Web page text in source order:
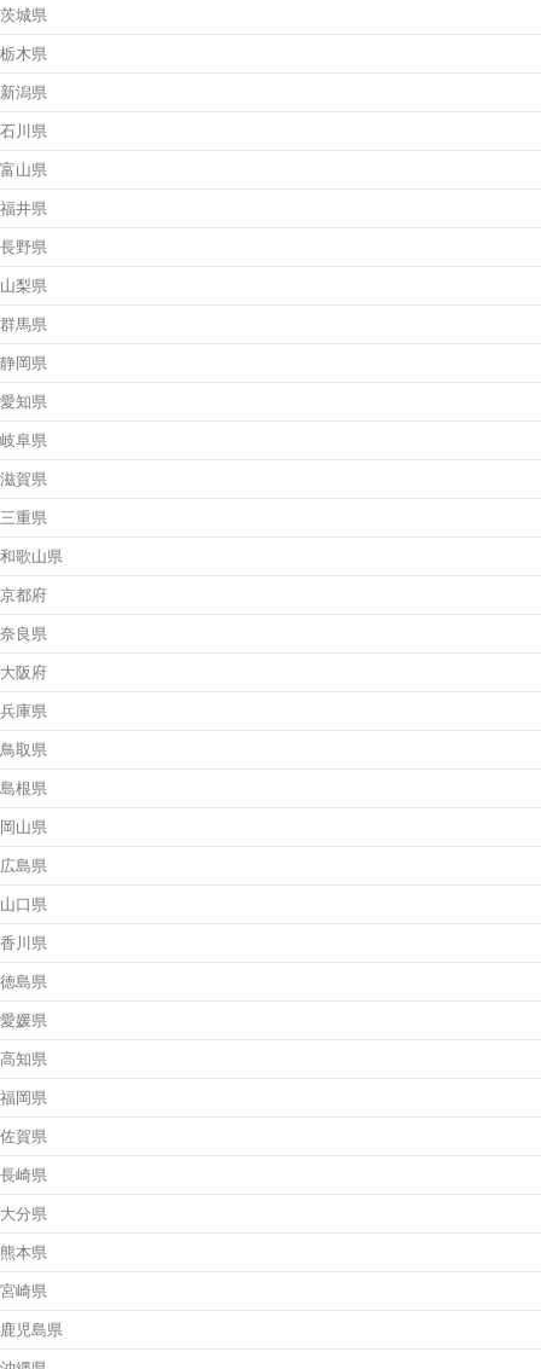
茨城県
栃木県
新潟県
石川県
富山県
福井県
長野県
山梨県
群馬県
静岡県
愛知県
岐阜県
滋賀県
三重県
和歌山県
京都府
奈良県
大阪府
兵庫県
鳥取県
島根県
岡山県
広島県
山口県
香川県
徳島県
愛媛県
高知県
福岡県
佐賀県
長崎県
大分県
熊本県
宮崎県
鹿児島県